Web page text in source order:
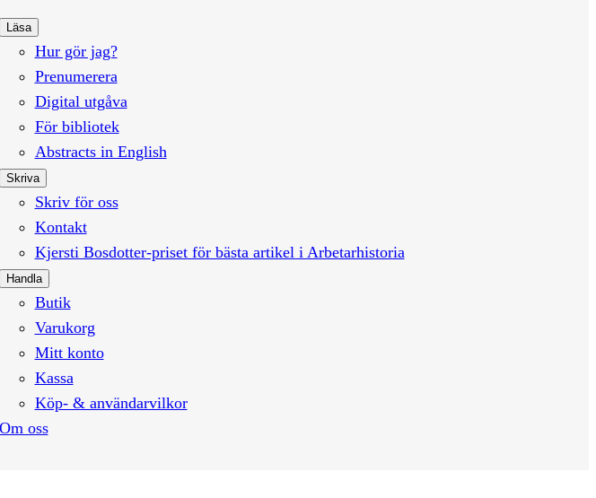
Läsa
Hur gör jag?
Prenumerera
Digital utgåva
För bibliotek
Abstracts in English
Skriva
Skriv för oss
Kontakt
Kjersti Bosdotter-priset för bästa artikel i Arbetarhistoria
Handla
Butik
Varukorg
Mitt konto
Kassa
Köp- & användarvilkor
Om oss